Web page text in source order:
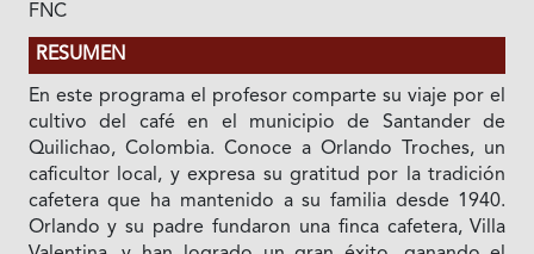
FNC
RESUMEN
En este programa el profesor comparte su viaje por el
cultivo del café en el municipio de Santander de
Quilichao, Colombia. Conoce a Orlando Troches, un
caficultor local, y expresa su gratitud por la tradición
cafetera que ha mantenido a su familia desde 1940.
Orlando y su padre fundaron una finca cafetera, Villa